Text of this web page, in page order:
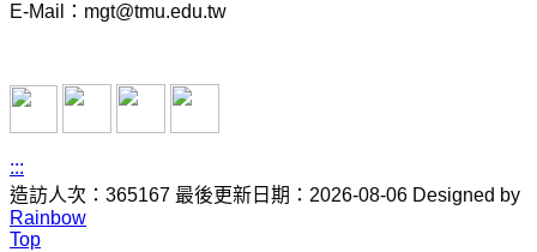
E-Mail：mgt@tmu.edu.tw
:::
造訪人次：365167 最後更新日期：2026-08-06 Designed by
Rainbow
Top